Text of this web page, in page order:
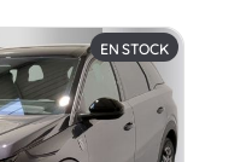
EN STOCK